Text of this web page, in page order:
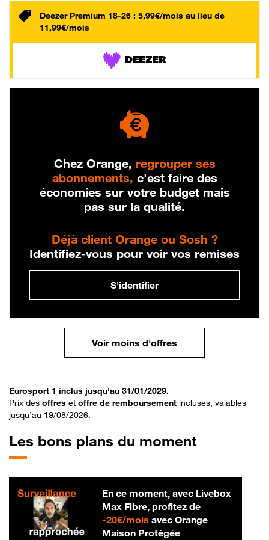
Deezer Premium 18-26 : 5,99€/mois au lieu de
11,99€/mois
Chez Orange, regrouper ses
abonnements, c'est faire des
économies sur votre budget mais
pas sur la qualité.
Déjà client Orange ou Sosh ?
Identifiez-vous pour voir vos remises
S'identifier
Voir moins d'offres
Eurosport 1 inclus jusqu'au 31/01/2029.
Prix des offres et offre de remboursement incluses, valables
jusqu’au 19/08/2026.
Les bons plans du moment
En ce moment, avec Livebox
Max Fibre, profitez de
-20€/mois20 € par mois
avec Orange
Maison Protégée